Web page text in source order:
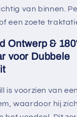
van binnen.
een zoete
Ontwerp &
voor Dubbele
is voorzien van
waardoor hij